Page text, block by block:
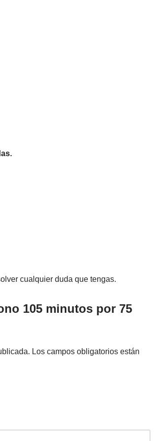
cualquier duda que tengas.
105 minutos por 75
Los campos obligatorios están